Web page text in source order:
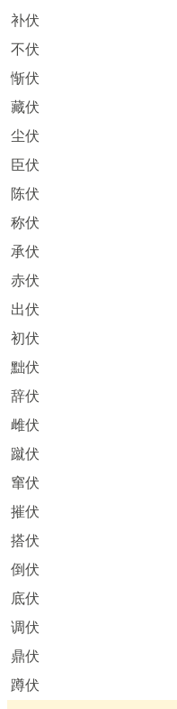
补伏
不伏
惭伏
藏伏
尘伏
臣伏
陈伏
称伏
承伏
赤伏
出伏
初伏
黜伏
辞伏
雌伏
蹴伏
窜伏
摧伏
搭伏
倒伏
底伏
调伏
鼎伏
蹲伏